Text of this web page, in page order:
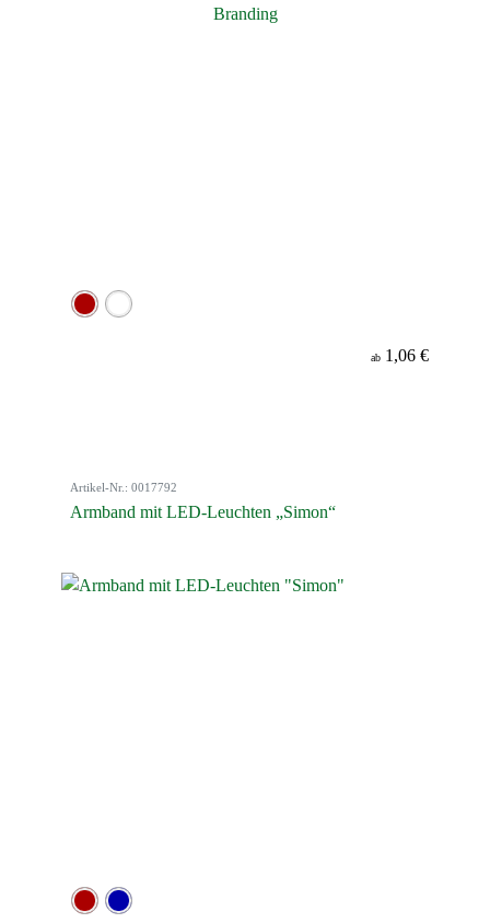
ab 1,06 €
Artikel-Nr.: 0017792
Armband mit LED-Leuchten „Simon“